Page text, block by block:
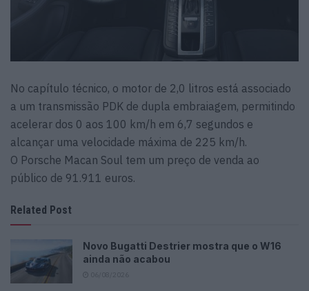
No capítulo técnico, o motor de 2,0 litros está associado
a um transmissão PDK de dupla embraiagem, permitindo
acelerar dos 0 aos 100 km/h em 6,7 segundos e
alcançar uma velocidade máxima de 225 km/h.
O Porsche Macan Soul tem um preço de venda ao
público de 91.911 euros.
Related Post
Novo Bugatti Destrier mostra que o W16
ainda não acabou